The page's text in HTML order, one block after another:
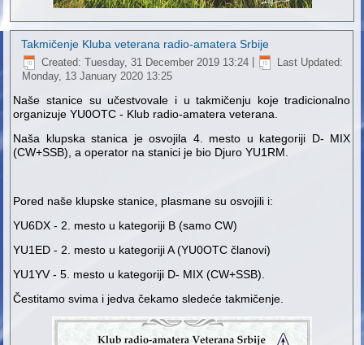
Takmičenje Kluba veterana radio-amatera Srbije
Created: Tuesday, 31 December 2019 13:24
Last Updated:
Monday, 13 January 2020 13:25
Naše stanice su učestvovale i u takmičenju koje tradicionalno
organizuje YU0OTC - Klub radio-amatera veterana.
Naša klupska stanica je osvojila 4. mesto u kategoriji D- MIX
(CW+SSB), a operator na stanici je bio Djuro YU1RM.
Pored naše klupske stanice, plasmane su osvojili i:
YU6DX - 2. mesto u kategoriji B (samo CW)
YU1ED - 2. mesto u kategoriji A (YU0OTC članovi)
YU1YV - 5. mesto u kategoriji D- MIX (CW+SSB).
Čestitamo svima i jedva čekamo sledeće takmičenje.